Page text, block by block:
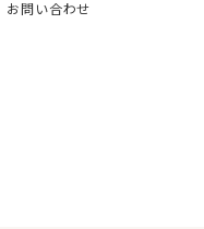
お問い合わせ